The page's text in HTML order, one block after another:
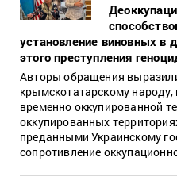
установление виновных в
этого преступления
Авторы обращения
крымскотатарскому
временно оккупированной
оккупированных
преданными Украинскому
сопротивление